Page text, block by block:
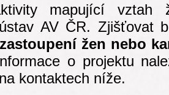
mapující
AV ČR. Zjišťovat
žen nebo
o projektu
kontaktech níže.